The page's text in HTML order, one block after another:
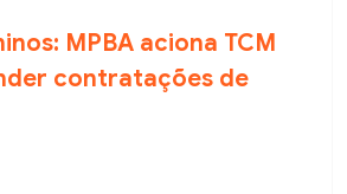
MPBA aciona TCM
contratações de